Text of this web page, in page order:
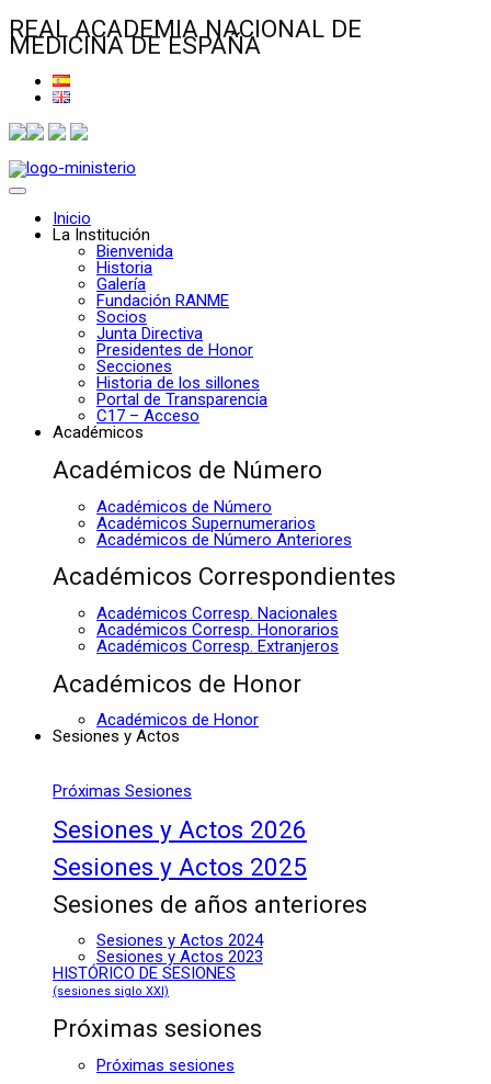
REAL ACADEMIA NACIONAL DE
MEDICINA DE ESPAÑA
Inicio
La Institución
Bienvenida
Historia
Galería
Fundación RANME
Socios
Junta Directiva
Presidentes de Honor
Secciones
Historia de los sillones
Portal de Transparencia
C17 – Acceso
Académicos
Académicos de Número
Académicos de Número
Académicos Supernumerarios
Académicos de Número Anteriores
Académicos Correspondientes
Académicos Corresp. Nacionales
Académicos Corresp. Honorarios
Académicos Corresp. Extranjeros
Académicos de Honor
Académicos de Honor
Sesiones y Actos
Próximas Sesiones
Sesiones y Actos 2026
Sesiones y Actos 2025
Sesiones de años anteriores
Sesiones y Actos 2024
Sesiones y Actos 2023
HISTÓRICO DE SESIONES
(sesiones siglo XXI)
Próximas sesiones
Próximas sesiones